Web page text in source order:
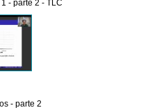
- parte 2 - TLC
- parte 2